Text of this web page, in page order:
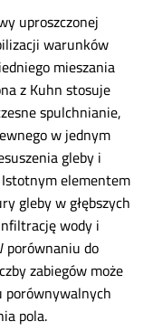
uproszczonej
warunków
mieszania
z Kuhn stosuje
spulchnianie,
w jednym
gleby i
elementem
gleby w głębszych
wody i
porównaniu do
zabiegów może
porównywalnych
pola.